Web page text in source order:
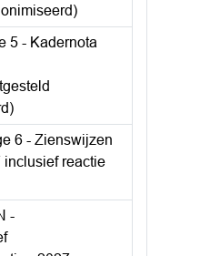
5 - Kadernota
6 - Zienswijzen
inclusief reactie
-